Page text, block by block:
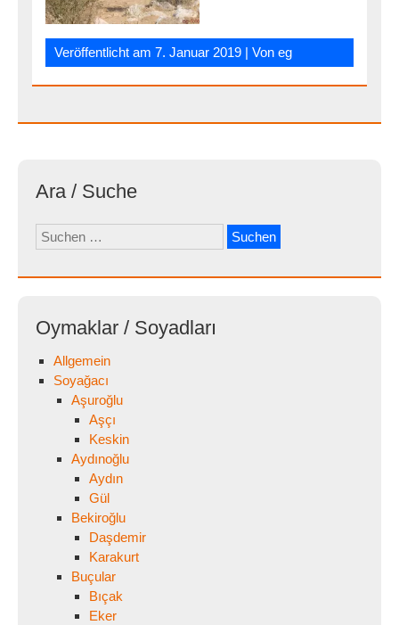
Veröffentlicht am7. Januar 2019 | Voneg
Ara / Suche
Suchen
nach:
Oymaklar / Soyadları
Allgemein
Soyağacı
Aşuroğlu
Aşçı
Keskin
Aydınoğlu
Aydın
Gül
Bekiroğlu
Daşdemir
Karakurt
Buçular
Bıçak
Eker